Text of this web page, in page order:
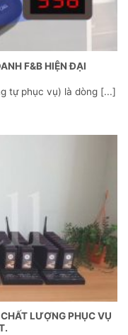
F&B HIỆN ĐẠI
tự phục vụ) là dòng [...]
LƯỢNG PHỤC VỤ